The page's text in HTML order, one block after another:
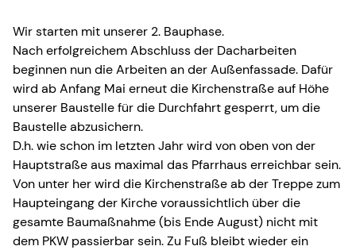
Wir starten mit unserer 2. Bauphase.
Nach erfolgreichem Abschluss der Dacharbeiten
beginnen nun die Arbeiten an der Außenfassade. Dafür
wird ab Anfang Mai erneut die Kirchenstraße auf Höhe
unserer Baustelle für die Durchfahrt gesperrt, um die
Baustelle abzusichern.
D.h. wie schon im letzten Jahr wird von oben von der
Hauptstraße aus maximal das Pfarrhaus erreichbar sein.
Von unter her wird die Kirchenstraße ab der Treppe zum
Haupteingang der Kirche voraussichtlich über die
gesamte Baumaßnahme (bis Ende August) nicht mit
dem PKW passierbar sein. Zu Fuß bleibt wieder ein